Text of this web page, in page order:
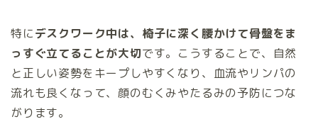
特にデスクワーク中は、椅子に深く腰かけて骨盤をま
っすぐ立てることが大切です。こうすることで、自然
と正しい姿勢をキープしやすくなり、血流やリンパの
流れも良くなって、顔のむくみやたるみの予防につな
がります。